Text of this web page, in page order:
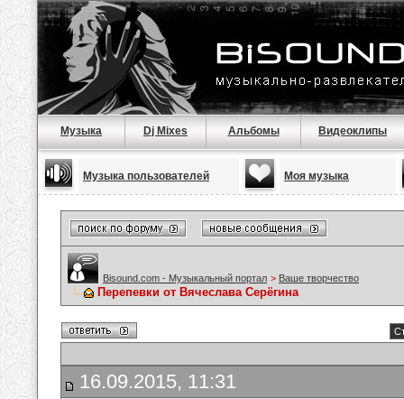
Музыка Dj Mixes Альбомы Видеоклипы
Музыка пользователей Моя музыка
Bisound.com - Музыкальный портал > Ваше творчество
Перепевки от Вячеслава Серёгина
16.09.2015, 11:31